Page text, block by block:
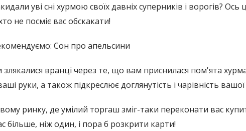
уві сні хурмою своїх давніх суперників і ворогів?
не посміє вас обскакати!
Сон про апельсини
злякалися вранці через те, що вам приснилася пом'ята
руки, а також підкреслює доглянутість і чарівність
ринку, де умілий торгаш зміг-таки переконати вас
більше, ніж один, і пора б розкрити карти!